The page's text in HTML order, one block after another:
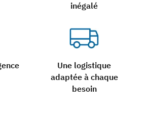
inégalé
Une logistique
adaptée à chaque
besoin